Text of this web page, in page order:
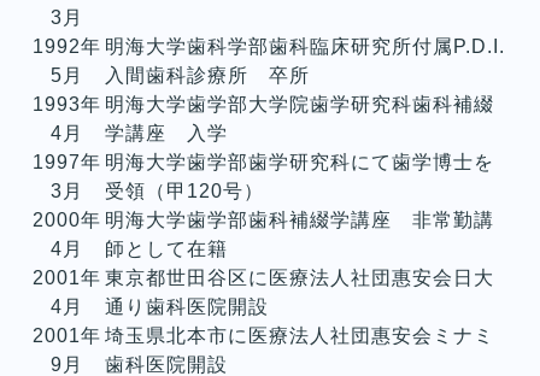
3月
1992年
5月
明海大学歯科学部歯科臨床研究所付属P.D.I.
入間歯科診療所 卒所
1993年
4月
明海大学歯学部大学院歯学研究科歯科補綴
学講座 入学
1997年
3月
明海大学歯学部歯学研究科にて歯学博士を
受領（甲120号）
2000年
4月
明海大学歯学部歯科補綴学講座 非常勤講
師として在籍
2001年
4月
東京都世田谷区に医療法人社団惠安会日大
通り歯科医院開設
2001年
9月
埼玉県北本市に医療法人社団惠安会ミナミ
歯科医院開設